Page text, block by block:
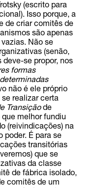
(escrito para
Isso porque, a
de criar comitês de
são apenas
Não se
(senão,
se propor, nos
formas
não é ele próprio
realizar certa
Transiçãode
que melhor fundiu
(reivindicações) na
poder. É para se
transitórias
que se
da classe
de fábrica isolado,
comitês de um